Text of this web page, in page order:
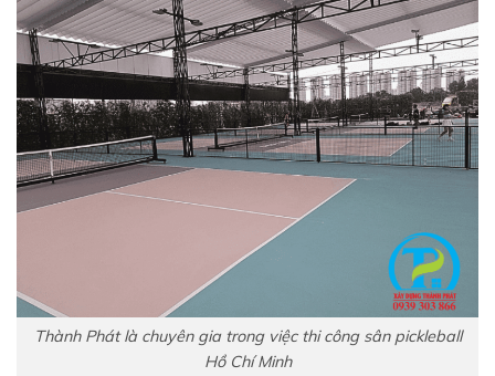
Thành Phát là chuyên gia trong việc thi công sân pickleball
Hồ Chí Minh